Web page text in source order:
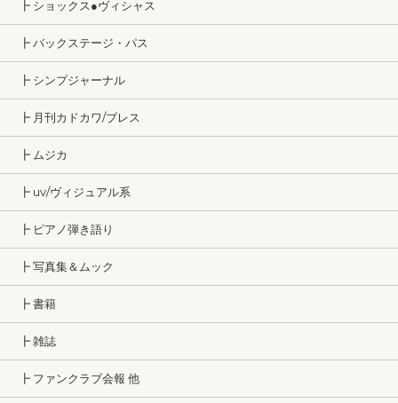
┣ ショックス●ヴィシャス
┣ バックステージ・パス
┣ シンプジャーナル
┣ 月刊カドカワ/ブレス
┣ ムジカ
┣ uv/ヴィジュアル系
┣ ピアノ弾き語り
┣ 写真集＆ムック
┣ 書籍
┣ 雑誌
┣ ファンクラブ会報 他